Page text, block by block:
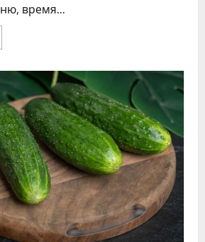
время...